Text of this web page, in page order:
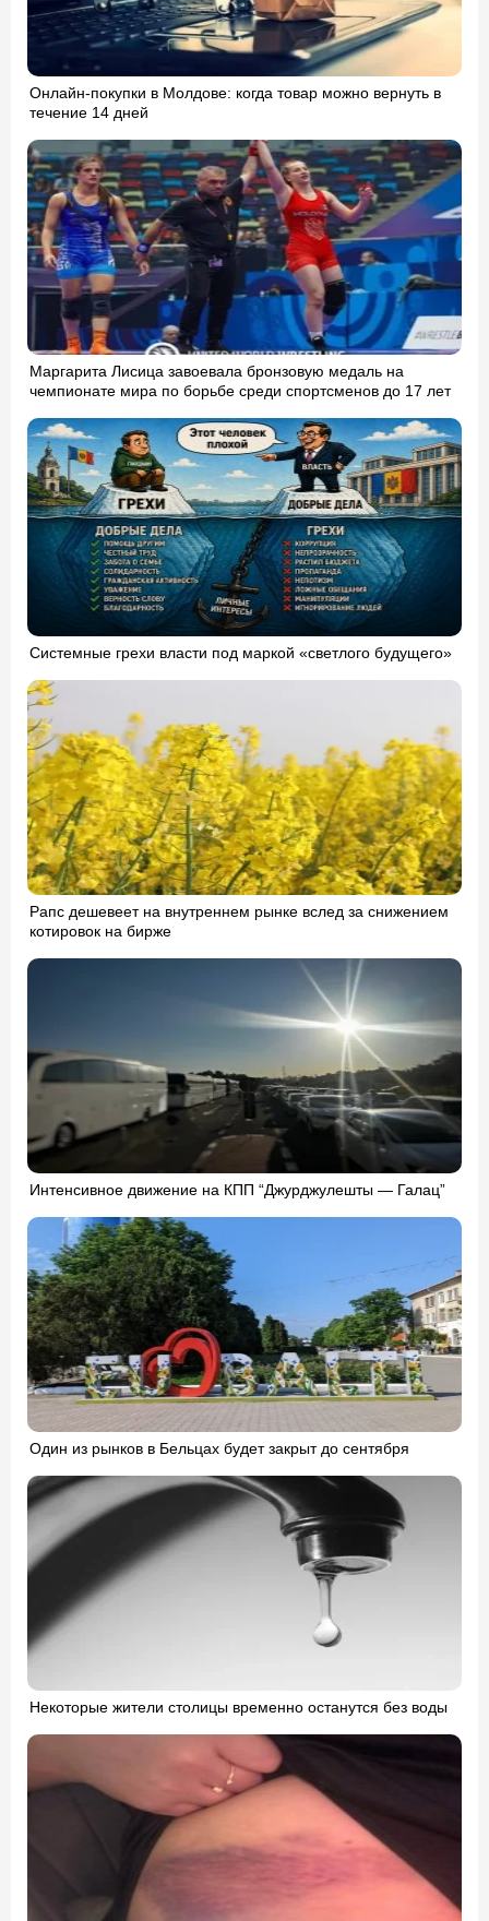
Онлайн-покупки в Молдове: когда товар можно вернуть в
течение 14 дней
Маргарита Лисица завоевала бронзовую медаль на
чемпионате мира по борьбе среди спортсменов до 17 лет
Системные грехи власти под маркой «светлого будущего»
Рапс дешевеет на внутреннем рынке вслед за снижением
котировок на бирже
Интенсивное движение на КПП “Джурджулешты — Галац”
Один из рынков в Бельцах будет закрыт до сентября
Некоторые жители столицы временно останутся без воды